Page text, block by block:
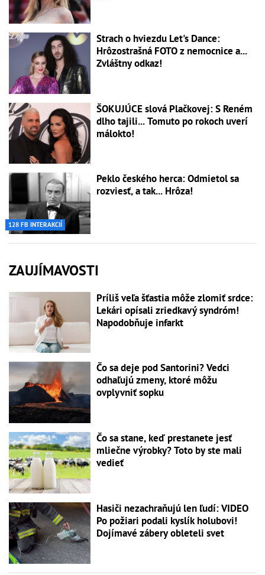
Strach o hviezdu Let's Dance:
Hrôzostrašná FOTO z nemocnice a...
Zvláštny odkaz!
ŠOKUJÚCE slová Plačkovej: S Reném
dlho tajili... Tomuto po rokoch uverí
málokto!
128 FB INTERAKCIÍ
Peklo českého herca: Odmietol sa
rozviesť, a tak... Hrôza!
ZAUJÍMAVOSTI
Príliš veľa šťastia môže zlomiť srdce:
Lekári opísali zriedkavý syndróm!
Napodobňuje infarkt
Čo sa deje pod Santorini? Vedci
odhaľujú zmeny, ktoré môžu
ovplyvniť sopku
Čo sa stane, keď prestanete jesť
mliečne výrobky? Toto by ste mali
vedieť
Hasiči nezachraňujú len ľudí: VIDEO
Po požiari podali kyslík holubovi!
Dojímavé zábery obleteli svet